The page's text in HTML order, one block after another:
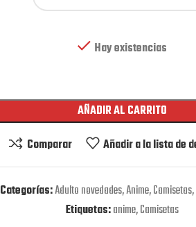
Hay existencias
AÑADIR AL CARRITO
Comparar
Añadir a la lista de
Categorías:Adulto novedades,Anime,Camisetas,
Etiquetas:anime,Camisetas